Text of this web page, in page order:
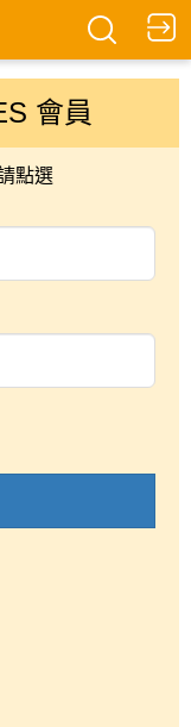
會員
點選